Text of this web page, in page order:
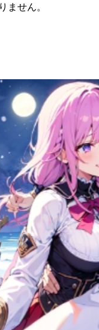
ません。